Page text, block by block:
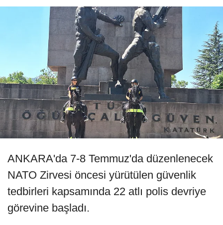
ANKARA'da 7-8 Temmuz'da düzenlenecek
NATO Zirvesi öncesi yürütülen güvenlik
tedbirleri kapsamında 22 atlı polis devriye
görevine başladı.